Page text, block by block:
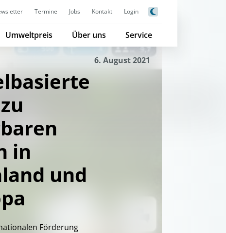
Termine Jobs Kontakt Login
Umweltpreis Über uns Service
6. August 2021
in
und
Förderung